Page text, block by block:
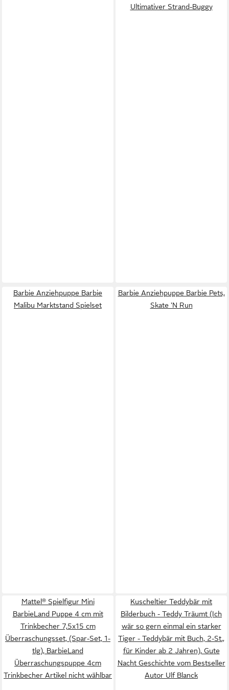
Ultimativer Strand-Buggy
Barbie Anziehpuppe Barbie
Malibu Marktstand Spielset
Barbie Anziehpuppe Barbie Pets,
Skate 'N Run
Mattel® Spielfigur Mini
BarbieLand Puppe 4 cm mit
Trinkbecher 7,5x15 cm
Überraschungsset, (Spar-Set, 1-
tlg), BarbieLand
Überraschungspuppe 4cm
Trinkbecher Artikel nicht wählbar
Kuscheltier Teddybär mit
Bilderbuch - Teddy Träumt (Ich
wär so gern einmal ein starker
Tiger - Teddybär mit Buch, 2-St.,
für Kinder ab 2 Jahren), Gute
Nacht Geschichte vom Bestseller
Autor Ulf Blanck